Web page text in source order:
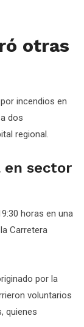
otras
incendios en
dos
regional.
en sector
horas en una
Carretera
por la
voluntarios
quienes